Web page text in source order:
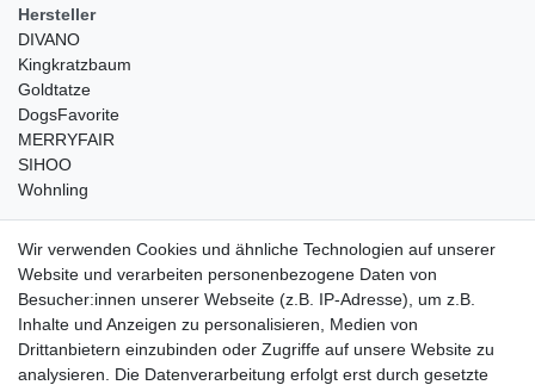
Hersteller
DIVANO
Kingkratzbaum
Goldtatze
DogsFavorite
MERRYFAIR
SIHOO
Wohnling
weitere Shops
traumlampen- Lampen und Kronleuchter
kinderwagencenter- Exklusive und günstige Kinderwagen
gastrogeraete24- alles für Gastronomie und Imbiss
soziale Medien
Wir verwenden Cookies und ähnliche Technologien auf unserer
Website und verarbeiten personenbezogene Daten von
Besucher:innen unserer Webseite (z.B. IP-Adresse), um z.B.
Inhalte und Anzeigen zu personalisieren, Medien von
Drittanbietern einzubinden oder Zugriffe auf unsere Website zu
analysieren. Die Datenverarbeitung erfolgt erst durch gesetzte